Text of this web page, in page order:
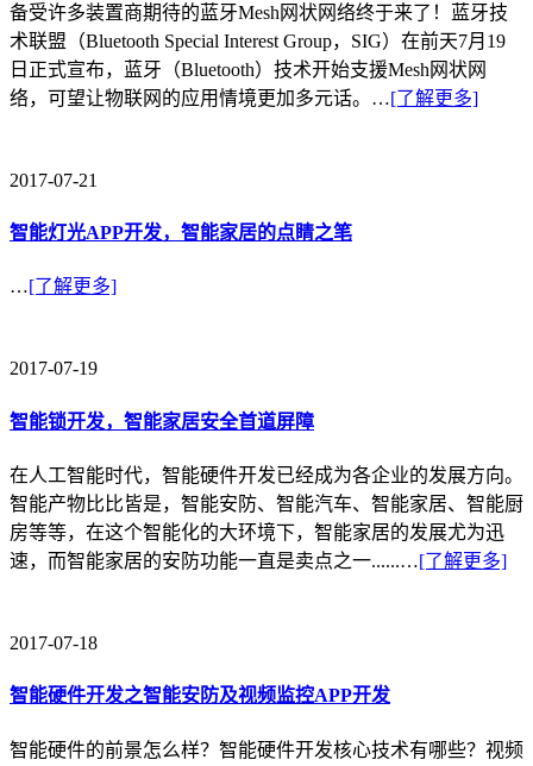
备受许多装置商期待的蓝牙Mesh网状网络终于来了！蓝牙技
术联盟（Bluetooth Special Interest Group，SIG）在前天7月19
日正式宣布，蓝牙（Bluetooth）技术开始支援Mesh网状网
络，可望让物联网的应用情境更加多元话。…[了解更多]
2017-07-21
智能灯光APP开发，智能家居的点睛之笔
…[了解更多]
2017-07-19
智能锁开发，智能家居安全首道屏障
在人工智能时代，智能硬件开发已经成为各企业的发展方向。
智能产物比比皆是，智能安防、智能汽车、智能家居、智能厨
房等等，在这个智能化的大环境下，智能家居的发展尤为迅
速，而智能家居的安防功能一直是卖点之一......…[了解更多]
2017-07-18
智能硬件开发之智能安防及视频监控APP开发
智能硬件的前景怎么样？智能硬件开发核心技术有哪些？视频